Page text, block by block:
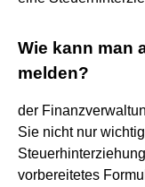
Wie kann man
melden?
der
Sie nicht nur
vorbereitetes